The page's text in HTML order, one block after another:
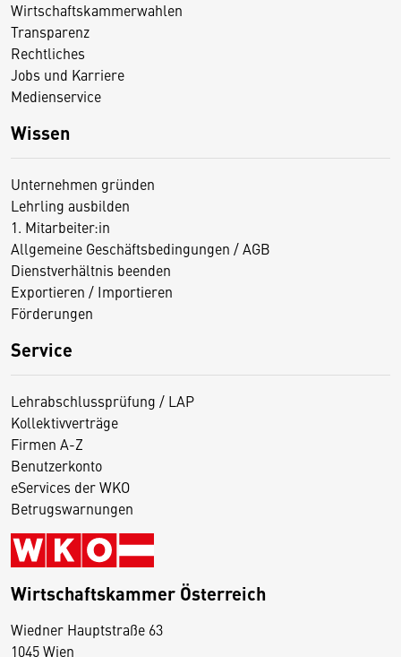
Wirtschaftskammerwahlen
Transparenz
Rechtliches
Jobs und Karriere
Medienservice
Wissen
Unternehmen gründen
Lehrling ausbilden
1. Mitarbeiter:in
Allgemeine Geschäftsbedingungen / AGB
Dienstverhältnis beenden
Exportieren / Importieren
Förderungen
Service
Lehrabschlussprüfung / LAP
Kollektivverträge
Firmen A-Z
Benutzerkonto
eServices der WKO
Betrugswarnungen
Wirtschaftskammer Österreich
Wiedner Hauptstraße 63
1045 Wien
D